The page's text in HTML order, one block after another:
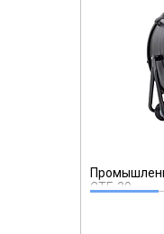
CTF-30